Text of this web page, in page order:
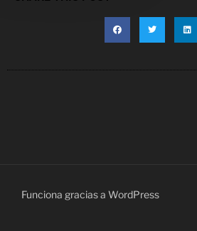
Funciona gracias a WordPress